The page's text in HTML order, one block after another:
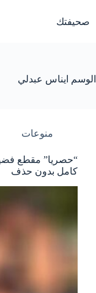
المحتوى
صحيفتك
الوسم ايناس عبدلي
منوعات
كامل بدون حذف